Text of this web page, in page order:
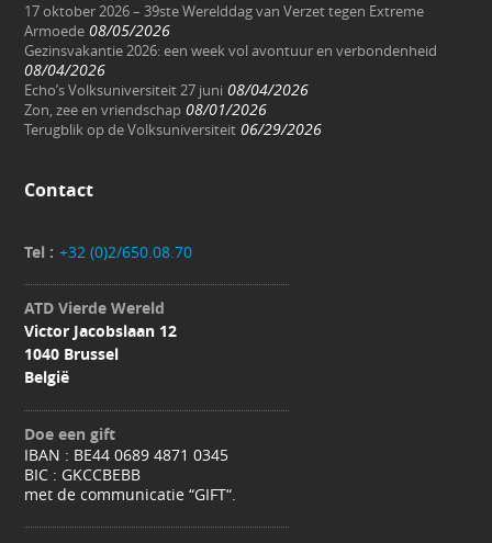
17 oktober 2026 – 39ste Werelddag van Verzet tegen Extreme
Armoede 08/05/2026
Gezinsvakantie 2026: een week vol avontuur en verbondenheid
08/04/2026
Echo’s Volksuniversiteit 27 juni 08/04/2026
Zon, zee en vriendschap 08/01/2026
Terugblik op de Volksuniversiteit 06/29/2026
Contact
Tel : +32 (0)2/650.08.70
ATD Vierde Wereld
Victor Jacobslaan 12
1040 Brussel
België
Doe een gift
IBAN : BE44 0689 4871 0345
BIC : GKCCBEBB
met de communicatie “GIFT“.